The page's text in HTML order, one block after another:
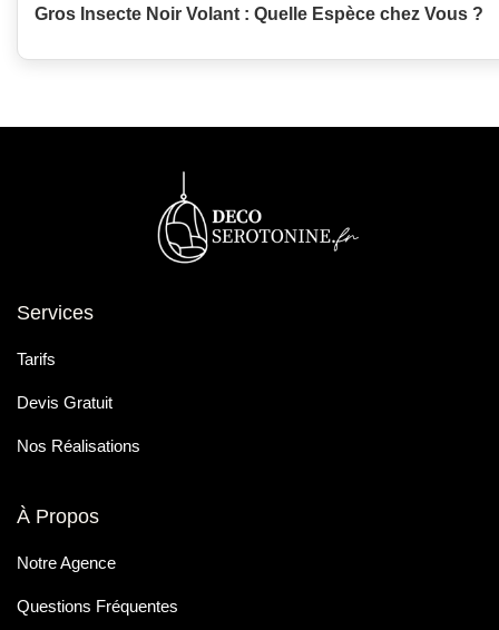
Gros Insecte Noir Volant : Quelle Espèce chez Vous ?
Services
Tarifs
Devis Gratuit
Nos Réalisations
À Propos
Notre Agence
Questions Fréquentes